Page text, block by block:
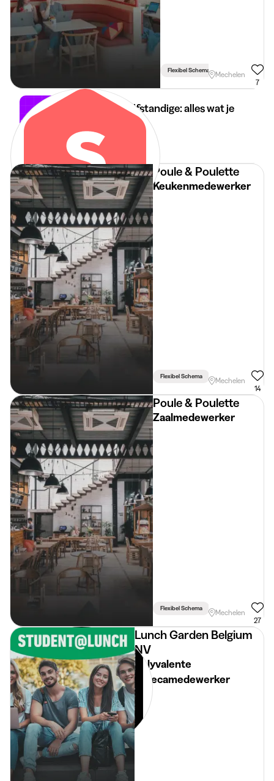
Flexibel Schema
Mechelen
7
Student-zelfstandige: alles wat je
30 apr 2026
Poule & Poulette
Keukenmedewerker
Flexibel Schema
Mechelen
14
Poule & Poulette
Zaalmedewerker
Flexibel Schema
Mechelen
27
Lunch Garden Belgium
NV
Polyvalente
horecamedewerker